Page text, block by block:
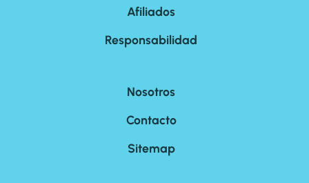
Afiliados
Responsabilidad
Nosotros
Contacto
Sitemap